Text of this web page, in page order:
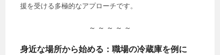
援を受ける多極的なアプローチです。
～ ～ ～ ～ ～
身近な場所から始める：職場の冷蔵庫を例に